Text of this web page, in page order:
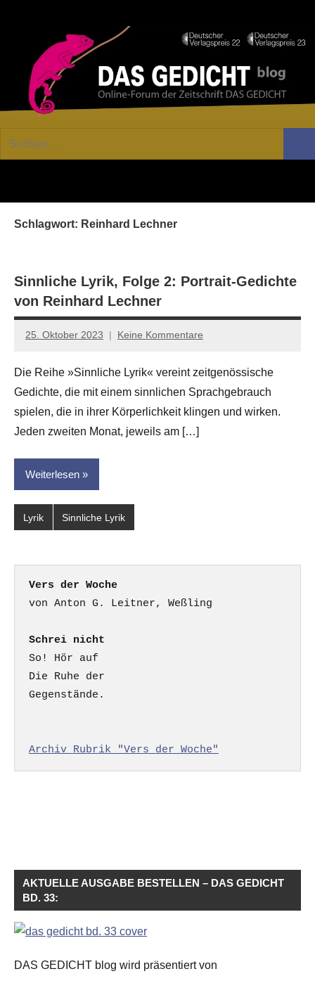
GEDICHT
Forum
von
und
Suchen
Schlagwort: Reinhard Lechner
Sinnliche Lyrik, Folge 2: Portrait-Gedichte
von Reinhard Lechner
25. Oktober 2023
Jan-
Hornauer
für
dasgedichtblog
Keine Kommentare
Die Reihe »Sinnliche Lyrik« vereint zeitgenössische
Gedichte, die mit einem sinnlichen Sprachgebrauch
spielen, die in ihrer Körperlichkeit klingen und wirken.
Jeden zweiten Monat, jeweils am […]
Weiterlesen
Lyrik Sinnliche Lyrik
Vers der Woche
Schrei nicht
So! Hör auf
Die Ruhe der
Gegenstände.
Archiv Rubrik "Vers der Woche"
AKTUELLE AUSGABE BESTELLEN – DAS GEDICHT
BD. 33:
DAS GEDICHT blog wird präsentiert von